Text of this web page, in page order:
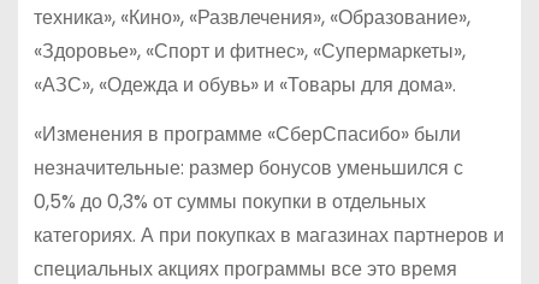
техника», «Кино», «Развлечения», «Образование»,
«Здоровье», «Спорт и фитнес», «Супермаркеты»,
«АЗС», «Одежда и обувь» и «Товары для дома».
«Изменения в программе «СберСпасибо» были
незначительные: размер бонусов уменьшился с
0,5% до 0,3% от суммы покупки в отдельных
категориях. А при покупках в магазинах партнеров и
специальных акциях программы все это время